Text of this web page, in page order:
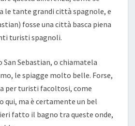
le tante grandi città spagnole, e
fosse una città basca piena
turisti spagnoli.
San Sebastian, o chiamatela
le spiagge molto belle. Forse,
per turisti facoltosi, come
qui, ma è certamente un bel
fatto il bagno tra queste onde,